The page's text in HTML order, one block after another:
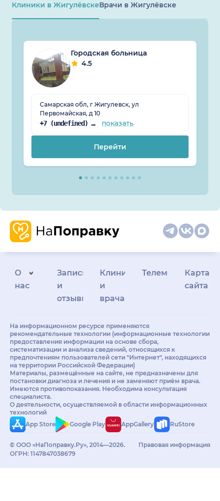
Клиники в ЖигулёвскеВрачи в Жигулёвске
Городская больница
4.5
Самарская обл, г Жигулевск, ул
Первомайская, д 10
+7 (undefined) undefined-undefined-undefined показать
Перейти
О
нас
Запись
и
отзывы
Клиникам
и
врачам
Телемедицина
Карта
сайта
На информационном ресурсе применяются
рекомендательные технологии (информационные технологии
предоставления информации на основе сбора,
систематизации и анализа сведений, относящихся к
предпочтениям пользователей сети "Интернет", находящихся
на территории Российской Федерации)
Материалы, размещённые на сайте, не предназначены для
постановки диагноза и лечения и не заменяют приём врача.
Имеются противопоказания. Необходима консультация
специалиста.
О деятельности, осуществляемой в области информационных
технологий
App Store
Google Play AppGallery RuStore
© ООО «НаПоправку.Ру», 2014—2026.
ОГРН: 1147847038679
Правовая информация